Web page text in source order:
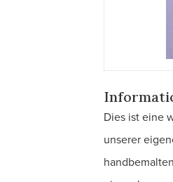
Dies ist eine
unserer